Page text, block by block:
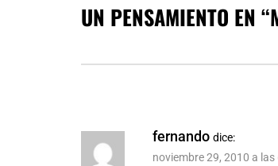
UN PENSAMIENTO EN “
fernando dice:
noviembre 29, 2010 a las